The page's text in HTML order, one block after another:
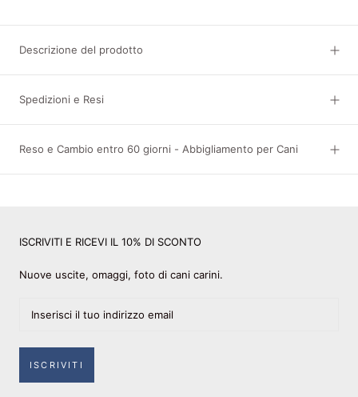
Descrizione del prodotto
Spedizioni e Resi
Reso e Cambio entro 60 giorni - Abbigliamento per Cani
ISCRIVITI E RICEVI IL 10% DI SCONTO
Nuove uscite, omaggi, foto di cani carini.
ISCRIVITI